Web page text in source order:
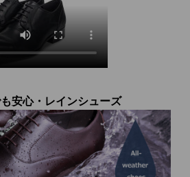
安心・レインシューズ